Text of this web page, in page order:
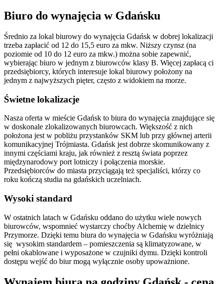
Biuro do wynajęcia w Gdańsku
Średnio za lokal biurowy do wynajęcia Gdańsk w dobrej lokalizacji
trzeba zapłacić od 12 do 15,5 euro za mkw. Niższy czynsz (na
poziomie od 10 do 12 euro za mkw.) można sobie zapewnić,
wybierając biuro w jednym z biurowców klasy B. Więcej zapłacą ci
przedsiębiorcy, których interesuje lokal biurowy położony na
jednym z najwyższych pięter, często z widokiem na morze.
Świetne lokalizacje
Nasza oferta w mieście Gdańsk to biura do wynajęcia znajdujące się
w doskonale zlokalizowanych biurowcach. Większość z nich
położona jest w pobliżu przystanków SKM lub przy głównej arterii
komunikacyjnej Trójmiasta. Gdańsk jest dobrze skomunikowany z
innymi częściami kraju, jak również z resztą świata poprzez
międzynarodowy port lotniczy i połączenia morskie.
Przedsiębiorców do miasta przyciągają też specjaliści, którzy co
roku kończą studia na gdańskich uczelniach.
Wysoki standard
W ostatnich latach w Gdańsku oddano do użytku wiele nowych
biurowców, wspomnieć wystarczy choćby Alchemię w dzielnicy
Przymorze. Dzięki temu biura do wynajęcia w Gdańsku wyróżniają
się wysokim standardem – pomieszczenia są klimatyzowane, w
pełni okablowane i wyposażone w czujniki dymu. Dzięki kontroli
dostępu wejść do biur mogą wyłącznie osoby upoważnione.